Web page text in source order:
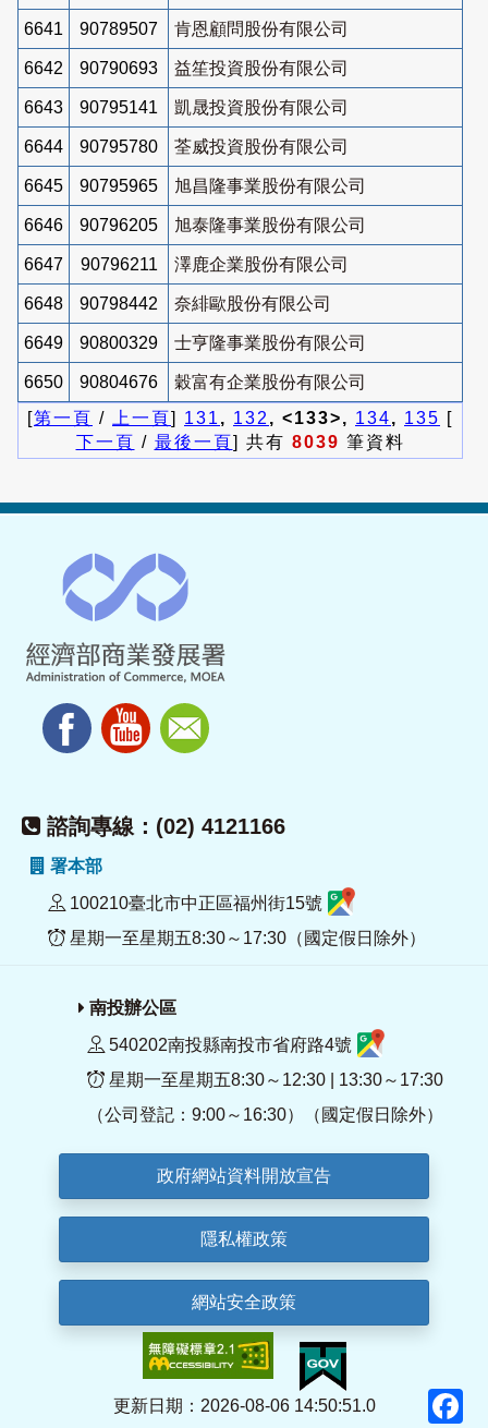
6641 90789507 肯恩顧問股份有限公司
6642 90790693 益笙投資股份有限公司
6643 90795141 凱晟投資股份有限公司
6644 90795780 荃威投資股份有限公司
6645 90795965 旭昌隆事業股份有限公司
6646 90796205 旭泰隆事業股份有限公司
6647 90796211 澤鹿企業股份有限公司
6648 90798442 奈緋歐股份有限公司
6649 90800329 士亨隆事業股份有限公司
6650 90804676
穀富有企業股份有限公司
[第一頁 / 上一頁] 131 , 132 , <133>, 134, 135 [
下一頁 / 最後一頁] 共有 8039 筆資料
諮詢專線：(02) 4121166
署本部
100210臺北市中正區福州街15號
星期一至星期五8:30～17:30（國定假日除外）
南投辦公區
540202南投縣南投市省府路4號
星期一至星期五8:30～12:30 | 13:30～17:30
（公司登記：9:00～16:30）（國定假日除外）
政府網站資料開放宣告
隱私權政策
網站安全政策
更新日期：2026-08-06 14:50:51.0